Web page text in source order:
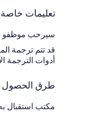
تعليمات
سيرحب موظفو
قد تتم ترجمة
أدوات الترجمة
طرق الحصول
مكتب استقبال